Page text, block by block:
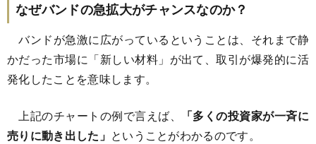
なぜバンドの急拡大がチャンスなのか？
バンドが急激に広がっているということは、それまで静
かだった市場に「新しい材料」が出て、取引が爆発的に活
発化したことを意味します。
上記のチャートの例で言えば、
「多くの投資家が一斉に
売りに動き出した」 ということがわかるのです。